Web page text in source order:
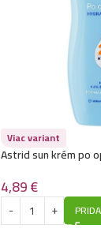
Viac variant
Astrid sun krém po
4,89€